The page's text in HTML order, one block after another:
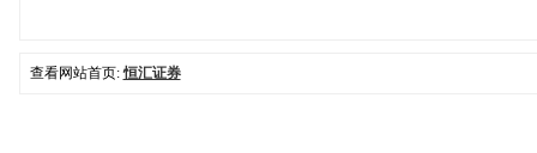
查看网站首页:恒汇证券